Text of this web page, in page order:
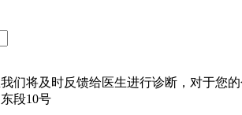
们将及时反馈给医生进行诊断，对于您
段10号